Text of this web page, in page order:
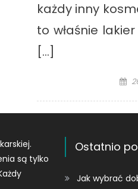
każdy inny
to właśnie
[…]
są tylko
Ostatnio
Jak wybrać